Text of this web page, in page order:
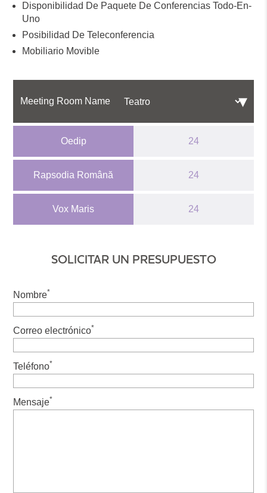
Disponibilidad De Paquete De Conferencias Todo-En-
Uno
Posibilidad De Teleconferencia
Mobiliario Movible
Meeting Room Name
Oedip 24
Rapsodia Română 24
Vox Maris 24
SOLICITAR UN PRESUPUESTO
Nombre*
Correo electrónico*
Teléfono*
Mensaje*